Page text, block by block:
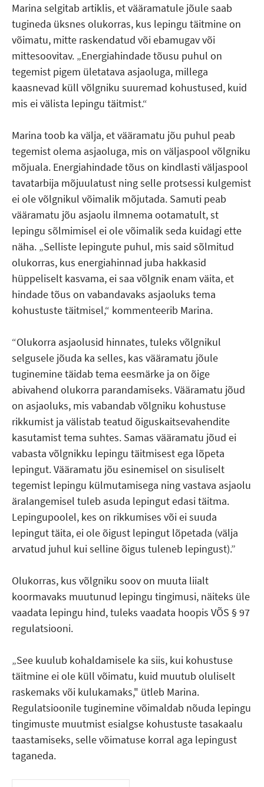
Marina selgitab artiklis, et vääramatule jõule saab
tugineda üksnes olukorras, kus lepingu täitmine on
võimatu, mitte raskendatud või ebamugav või
mittesoovitav. „Energiahindade tõusu puhul on
tegemist pigem ületatava asjaoluga, millega
kaasnevad küll võlgniku suuremad kohustused, kuid
mis ei välista lepingu täitmist.“
Marina toob ka välja, et vääramatu jõu puhul peab
tegemist olema asjaoluga, mis on väljaspool võlgniku
mõjuala. Energiahindade tõus on kindlasti väljaspool
tavatarbija mõjuulatust ning selle protsessi kulgemist
ei ole võlgnikul võimalik mõjutada. Samuti peab
vääramatu jõu asjaolu ilmnema ootamatult, st
lepingu sõlmimisel ei ole võimalik seda kuidagi ette
näha. „Selliste lepingute puhul, mis said sõlmitud
olukorras, kus energiahinnad juba hakkasid
hüppeliselt kasvama, ei saa võlgnik enam väita, et
hindade tõus on vabandavaks asjaoluks tema
kohustuste täitmisel,“ kommenteerib Marina.
“Olukorra asjaolusid hinnates, tuleks võlgnikul
selgusele jõuda ka selles, kas vääramatu jõule
tuginemine täidab tema eesmärke ja on õige
abivahend olukorra parandamiseks. Vääramatu jõud
on asjaoluks, mis vabandab võlgniku kohustuse
rikkumist ja välistab teatud õiguskaitsevahendite
kasutamist tema suhtes. Samas vääramatu jõud ei
vabasta võlgnikku lepingu täitmisest ega lõpeta
lepingut. Vääramatu jõu esinemisel on sisuliselt
tegemist lepingu külmutamisega ning vastava asjaolu
äralangemisel tuleb asuda lepingut edasi täitma.
Lepingupoolel, kes on rikkumises või ei suuda
lepingut täita, ei ole õigust lepingut lõpetada (välja
arvatud juhul kui selline õigus tuleneb lepingust).”
Olukorras, kus võlgniku soov on muuta liialt
koormavaks muutunud lepingu tingimusi, näiteks üle
vaadata lepingu hind, tuleks vaadata hoopis VÕS § 97
regulatsiooni.
See kuulub kohaldamisele ka siis, kui kohustuse
täitmine ei ole küll võimatu, kuid muutub oluliselt
raskemaks või kulukamaks," ütleb Marina.
Regulatsioonile tuginemine võimaldab nõuda lepingu
tingimuste muutmist esialgse kohustuste tasakaalu
taastamiseks, selle võimatuse korral aga lepingust
taganeda.